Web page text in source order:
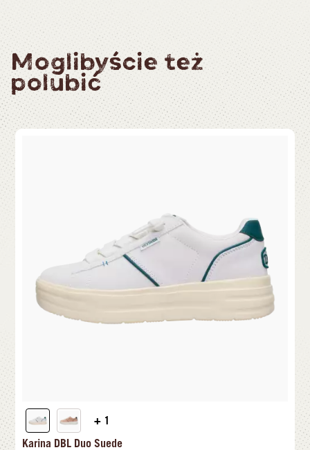
Moglibyście też
polubić
+ 1
Karina DBL Duo Suede